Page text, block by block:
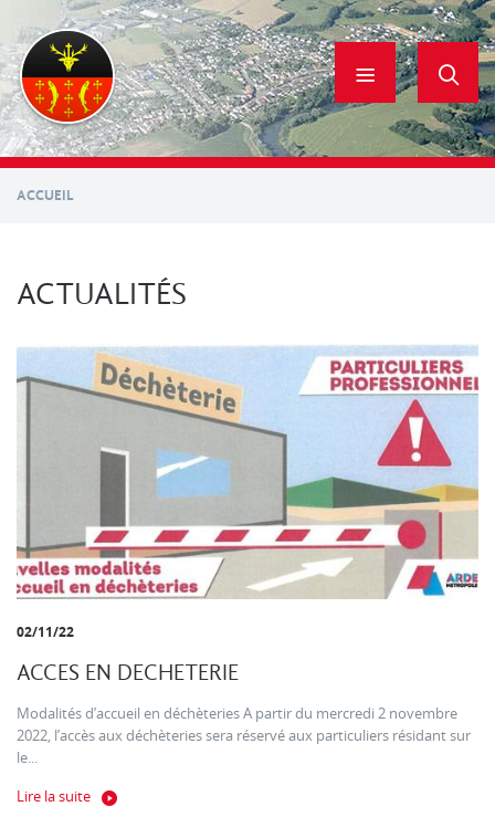
contenu
principal
ACCUEIL
ACTUALITÉS
02/11/22
ACCES EN DECHETERIE
Modalités d’accueil en déchèteries A partir du mercredi 2 novembre
2022, l’accès aux déchèteries sera réservé aux particuliers résidant sur
le...
Lire la suite